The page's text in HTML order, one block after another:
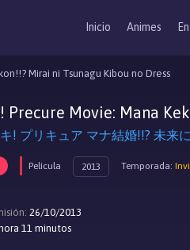
Inicio Animes
Mirai ni Tsunagu Kibou no Dress
Precure Movie: Mana
! プリキュア マナ結婚!!? 未来
Película 2013 Temporada:
26/10/2013
11 minutos